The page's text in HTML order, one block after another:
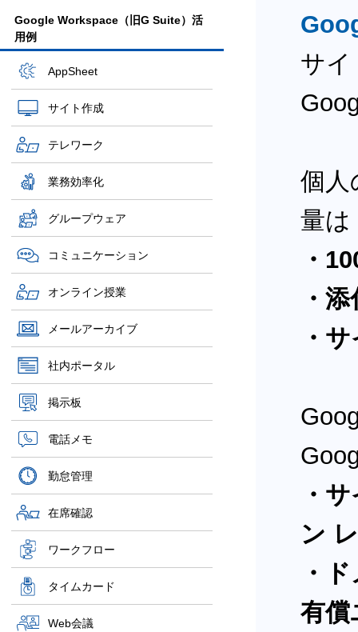
Google Workspace（旧G Suite）活
用例
AppSheet
サイト作成
テレワーク
業務効率化
グループウェア
コミュニケーション
オンライン授業
メールアーカイブ
社内ポータル
掲示板
電話メモ
勤怠管理
在席確認
ワークフロー
タイムカード
Web会議
サイ
個人
量は
・
・
・
・
ン
・
有償